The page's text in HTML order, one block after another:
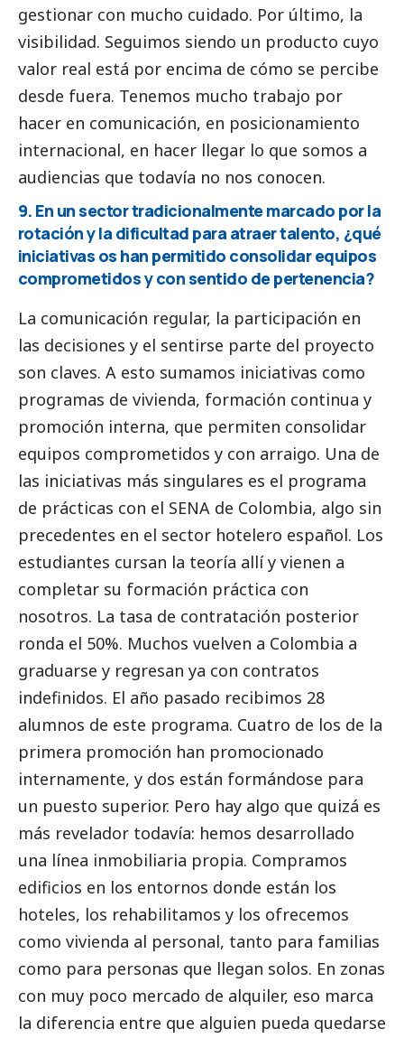
gestionar con mucho cuidado. Por último, la
visibilidad. Seguimos siendo un producto cuyo
valor real está por encima de cómo se percibe
desde fuera. Tenemos mucho trabajo por
hacer en comunicación, en posicionamiento
internacional, en hacer llegar lo que somos a
audiencias que todavía no nos conocen.
9. En un sector tradicionalmente marcado por la
rotación y la dificultad para atraer talento, ¿qué
iniciativas os han permitido consolidar equipos
comprometidos y con sentido de pertenencia?
La comunicación regular, la participación en
las decisiones y el sentirse parte del proyecto
son claves. A esto sumamos iniciativas como
programas de vivienda, formación continua y
promoción interna, que permiten consolidar
equipos comprometidos y con arraigo. Una de
las iniciativas más singulares es el programa
de prácticas con el SENA de Colombia, algo sin
precedentes en el sector hotelero español. Los
estudiantes cursan la teoría allí y vienen a
completar su formación práctica con
nosotros. La tasa de contratación posterior
ronda el 50%. Muchos vuelven a Colombia a
graduarse y regresan ya con contratos
indefinidos. El año pasado recibimos 28
alumnos de este programa. Cuatro de los de la
primera promoción han promocionado
internamente, y dos están formándose para
un puesto superior. Pero hay algo que quizá es
más revelador todavía: hemos desarrollado
una línea inmobiliaria propia. Compramos
edificios en los entornos donde están los
hoteles, los rehabilitamos y los ofrecemos
como vivienda al personal, tanto para familias
como para personas que llegan solos. En zonas
con muy poco mercado de alquiler, eso marca
la diferencia entre que alguien pueda quedarse